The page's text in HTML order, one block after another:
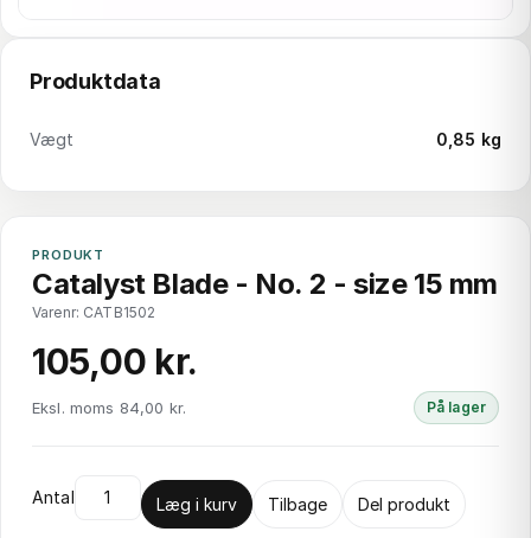
Produktdata
Vægt 0,85 kg
PRODUKT
Catalyst Blade - No. 2 - size 15 mm
Varenr: CATB1502
105,00 kr.
Eksl. moms 84,00 kr. På lager
Antal Læg i kurv Tilbage Del produkt